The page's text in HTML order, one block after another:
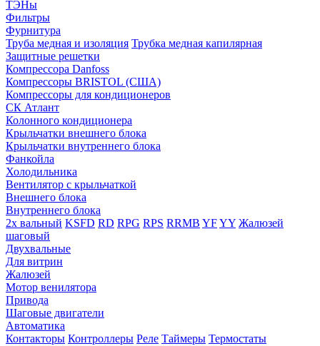
ТЭНы
Фильтры
Фурнитура
Труба медная и изоляция Трубка медная капилярная
Защитные решетки
Компрессора Danfoss
Компрессоры BRISTOL (США)
Компрессоры для кондиционеров
СК Атлант
Колонного кондиционера
Крыльчатки внешнего блока
Крыльчатки внутреннего блока
Фанкойла
Холодильника
Вентилятор с крыльчаткой
Внешнего блока
Внутреннего блока
2х вальный KSFD RD RPG RPS RRMB YFYY Жалюзей
шаговый
Двухвальные
Для витрин
Жалюзей
Мотор венилятора
Привода
Шаговые двигатели
Автоматика
Контакторы Контроллеры Реле Таймеры Термостаты